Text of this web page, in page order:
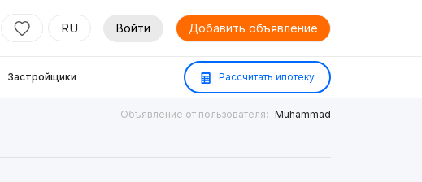
RU Войти Добавить объявление
Застройщики Рассчитать ипотеку
Объявление от пользователя: Muhammad